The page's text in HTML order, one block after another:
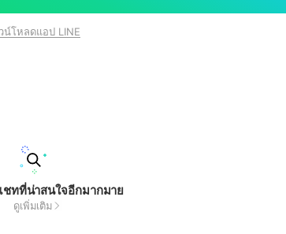
น์โหลดแอป LINE
ชทที่น่าสนใจอีกมากมาย
ดูเพิ่มเติม